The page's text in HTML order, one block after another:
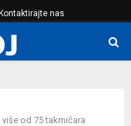
Kontaktirajte nas
više od 75 takmičara